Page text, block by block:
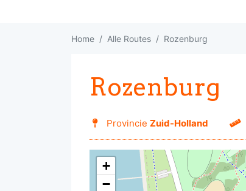
Home Alle Routes Rozenburg
Rozenburg
Provincie Zuid-Holland
+
−